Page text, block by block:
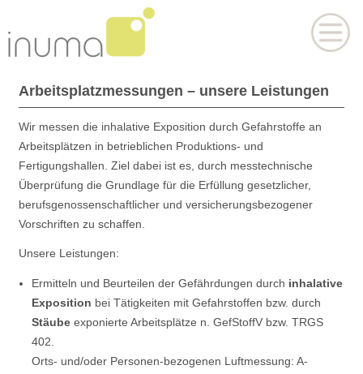
Arbeitsplatzmessungen – unsere Leistungen
Wir messen die inhalative Exposition durch Gefahrstoffe an
Arbeitsplätzen in betrieblichen Produktions- und
Fertigungshallen. Ziel dabei ist es, durch messtechnische
Überprüfung die Grundlage für die Erfüllung gesetzlicher,
berufsgenossenschaftlicher und versicherungsbezogener
Vorschriften zu schaffen.
Unsere Leistungen:
Ermitteln und Beurteilen der Gefährdungen durch inhalative
Exposition bei Tätigkeiten mit Gefahrstoffen bzw. durch
Stäubeexponierte Arbeitsplätze n. GefStoffV bzw. TRGS
402.
Orts- und/oder Personen-bezogenen Luftmessung: A-